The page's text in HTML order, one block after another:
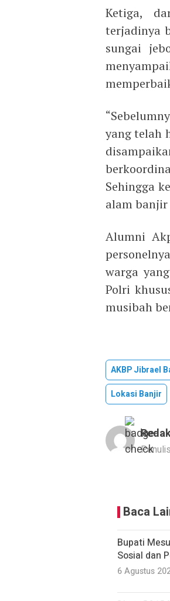
Ketiga,
terjadinya
sungai
yang telah
Sehingga
alam
Alumni
warga
Polri
musibah
AKBP Jibrael
Lokasi Banjir
Penulis
Baca
Bupati
Sosial dan
6 Agustus